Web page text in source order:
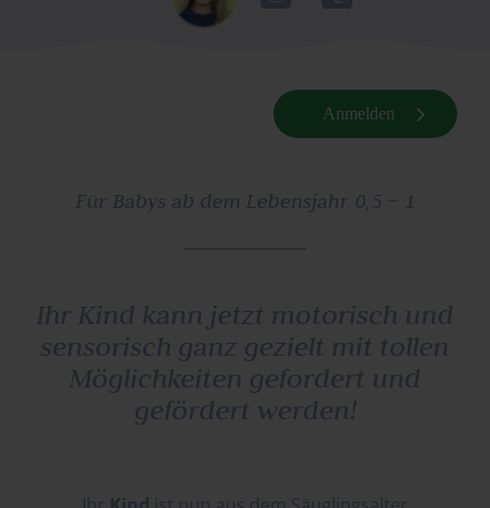
Anmelden
Für Babys ab dem Lebensjahr 0,5 – 1
Ihr Kind kann jetzt motorisch und
sensorisch ganz gezielt mit tollen
Möglichkeiten gefordert und
gefördert werden!